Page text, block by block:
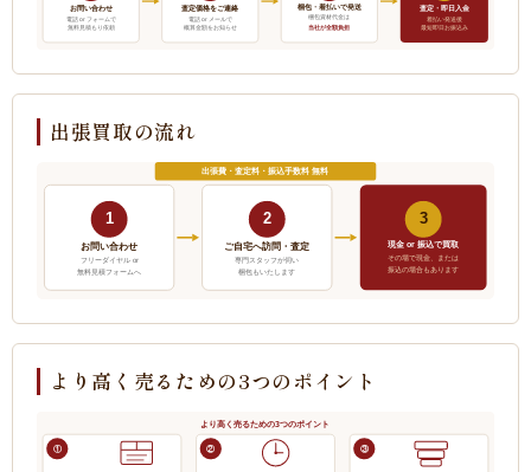
お問い合わせ
電話 or フォームで
無料見積もり依頼
査定価格をご連絡
電話 or メールで
概算金額をお知らせ
梱包・着払いで発送
梱包資材代金は
当社が全額負担
査定・即日入金
着払い発送後
最短即日お振込み
出張買取の流れ
出張費・査定料・振込手数料 無料
1
お問い合わせ
フリーダイヤル or
無料見積フォームへ
2
ご自宅へ訪問・査定
専門スタッフが伺い
梱包もいたします
3
現金 or 振込で買取
その場で現金、または
振込の場合もあります
より高く売るための3つのポイント
より高く売るための3つのポイント
① ② ③